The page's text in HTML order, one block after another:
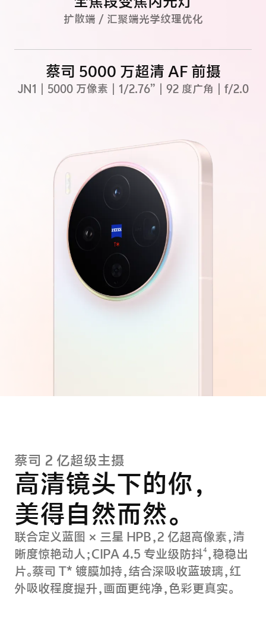
扩散端 / 汇聚端光学纹理优化
蔡司 5000 万超清 AF 前摄
JN1｜5000 万像素｜1/2.76”｜92 度广角｜f/2.0
蔡司 2 亿超级主摄
高清镜头下的你，
美得自然而然。
联合定义蓝图 × 三星 HPB，2 亿超高像素，清
晰度惊艳动人；CIPA 4.5 专业级防抖4，稳稳出
片。蔡司 T* 镀膜加持，结合深吸收蓝玻璃，红
外吸收程度提升，画面更纯净，色彩更真实。